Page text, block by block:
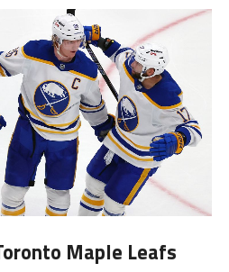
Maple Leafs